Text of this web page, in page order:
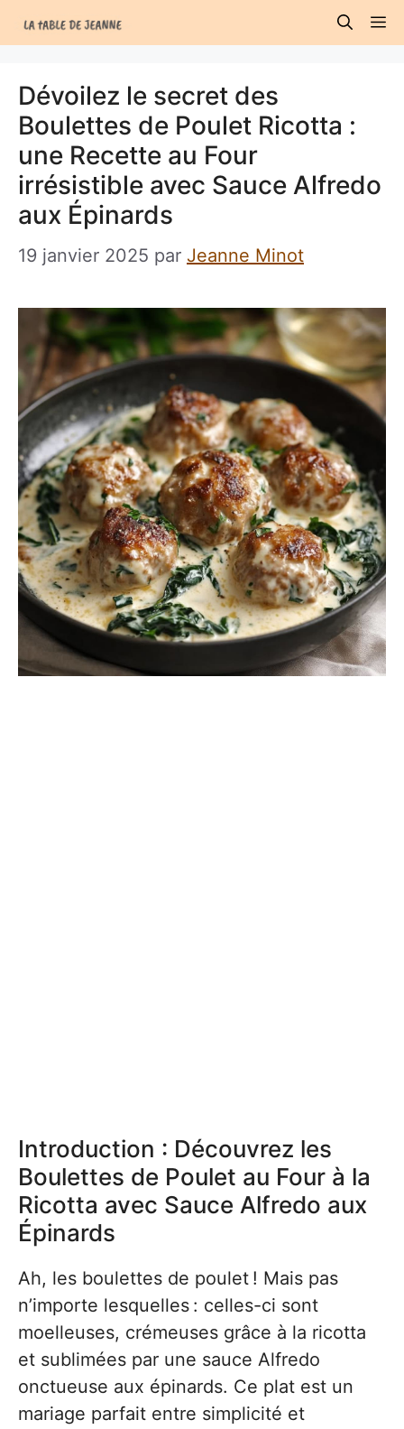
au
Dévoilez le secret des
Boulettes de Poulet Ricotta :
une Recette au Four
irrésistible avec Sauce Alfredo
aux Épinards
19 janvier 2025 par Jeanne Minot
Introduction : Découvrez les
Boulettes de Poulet au Four à la
Ricotta avec Sauce Alfredo aux
Épinards
Ah, les boulettes de poulet ! Mais pas
n’importe lesquelles : celles-ci sont
moelleuses, crémeuses grâce à la ricotta
et sublimées par une sauce Alfredo
onctueuse aux épinards. Ce plat est un
mariage parfait entre simplicité et